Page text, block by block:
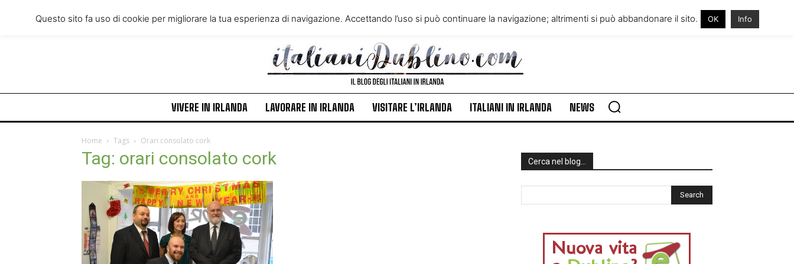
Wednesday, August 5, 2026 VIVERE IN IRLANDA
VISITARE L’IRLANDA
ITALIANI IN IRLANDA
NEWS
VIVERE IN IRLANDA LAVORARE IN IRLANDA VISITARE L’IRLANDA ITALIANI IN IRLANDA NEWS
Home Tags Orari consolato cork
Tag: orari consolato cork Cerca nel blog…
Questo sito fa uso di cookie per migliorare la tua esperienza di navigazione. Accettando l’uso si può continuare la navigazione; altrimenti si può abbandonare il sito. OK Info